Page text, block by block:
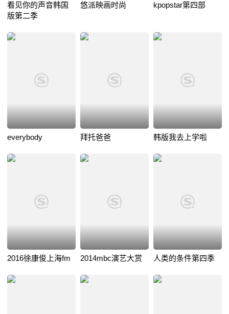
看见你的声音韩国
版第二季
悠派映画时尚 kpopstar第四部
everybody 拜托爸爸 韩版我去上学啦
2016徐康俊上海fm 2014mbc演艺大赏 人类的条件第四季